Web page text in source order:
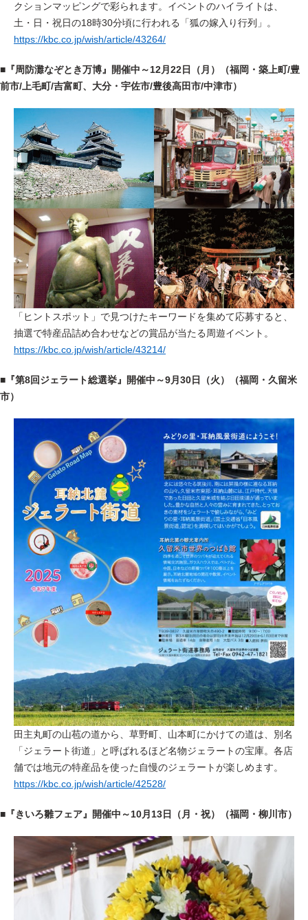
クションマッピングで彩られます。イベントのハイライトは、
土・日・祝日の18時30分頃に行われる「狐の嫁入り行列」 。
https://kbc.co.jp/wish/article/43264/
■ 『周防灘なぞとき万博』
開催中～12月22日（月）（福岡・築上町/豊
前市/上毛町/吉富町、大分・宇佐市/豊後高田市/中津市）
「ヒントスポット」で見つけたキーワードを集めて応募すると、
抽選で特産品詰め合わせなどの賞品が当たる周遊イベント。
https://kbc.co.jp/wish/article/43214/
■『第8回ジェラート総選挙』開催中～9月30日（火）（福岡・久留米
市）
田主丸町の山苞の道から、草野町、山本町にかけての道は、別名
「ジェラート街道」と呼ばれるほど名物ジェラートの宝庫。各店
舗では地元の特産品を使った自慢のジェラートが楽しめます。
https://kbc.co.jp/wish/article/42528/
■ 『きいろ雛フェア』開催中～10月13日（月・祝）（福岡・柳川市）